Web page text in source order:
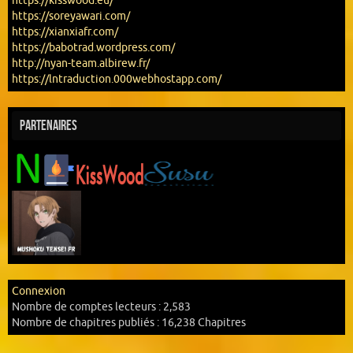
https://soreyawari.com/
https://xianxiafr.com/
https://babotrad.wordpress.com/
http://nyan-team.albirew.fr/
https://lntraduction.000webhostapp.com/
Partenaires
Connexion
Nombre de comptes lecteurs : 2,583
Nombre de chapitres publiés : 16,238 Chapitres